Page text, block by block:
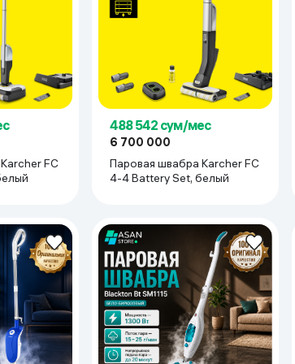
FC
488 542 сум/мес
6 700 000
Паровая швабра Karcher FC
4-4 Battery Set, белый